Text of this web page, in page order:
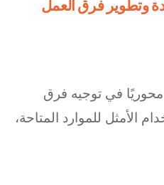
وتطوير فرق العمل
في توجيه فرق
الأمثل للموارد المتاحة،